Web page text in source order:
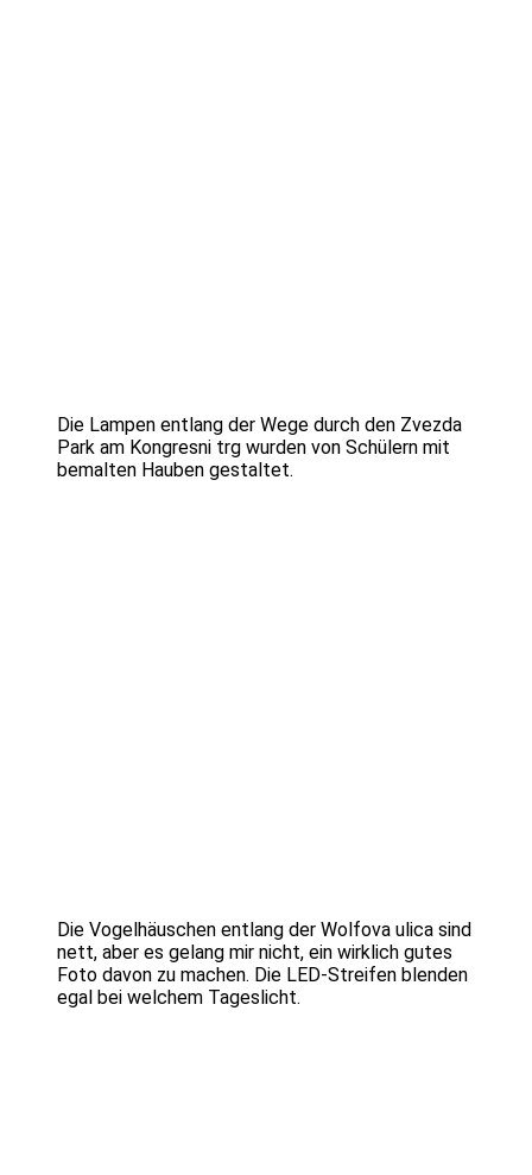
Die Lampen entlang der Wege durch den Zvezda
Park am Kongresni trg wurden von Schülern mit
bemalten Hauben gestaltet.
Die Vogelhäuschen entlang der Wolfova ulica sind
nett, aber es gelang mir nicht, ein wirklich gutes
Foto davon zu machen. Die LED-Streifen blenden
egal bei welchem Tageslicht.